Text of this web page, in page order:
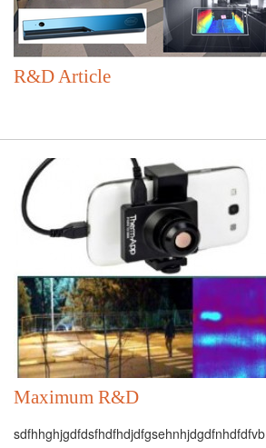
R&D Article
Maximum R&D
sdfhhghjgdfdsfhdfhdjdfgsehnhjdgdfnhdfdfvb